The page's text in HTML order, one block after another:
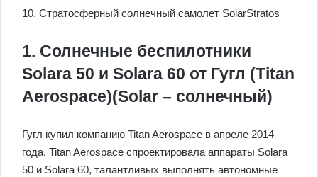
10. Стратосферный солнечный самолет SolarStratos
1. Солнечные беспилотники
Solara 50 и Solara 60 от Гугл (Titan
Aerospace)(Solar – солнечный)
Гугл купил компанию Titan Aerospace в апреле 2014
года. Titan Aerospace спроектировала аппараты Solara
50 и Solara 60, талантливых выполнять автономные